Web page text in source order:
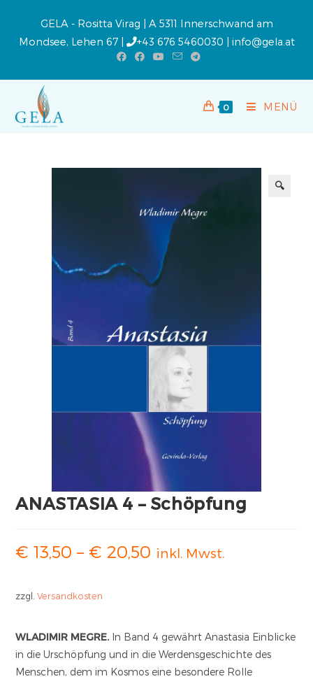
GELA - Rositta Virag | A 5311 Innerschwand am
Mondsee, Lehen 67 |
+43 676 5460030 | info@gela.at
0 MENÜ
ANASTASIA 4 – Schöpfung
€ 13,50 – € 20,50 inkl. Mwst.
zzgl.Versandkosten
WLADIMIR MEGRE. In Band 4 gewährt Anastasia Einblicke
in die Urschöpfung und in die Werdensgeschichte des
Menschen, dem im Kosmos eine besondere Rolle